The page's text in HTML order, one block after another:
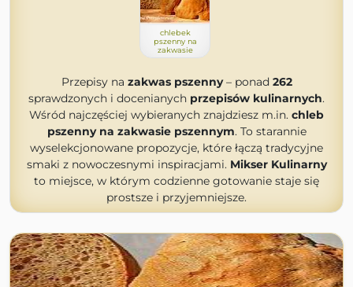
chlebek
pszenny na
zakwasie
Przepisy na zakwas pszenny– ponad 262
sprawdzonych i docenianych przepisów kulinarnych.
Wśród najczęściej wybieranych znajdziesz m.in. chleb
pszenny na zakwasie pszennym. To starannie
wyselekcjonowane propozycje, które łączą tradycyjne
smaki z nowoczesnymi inspiracjami. Mikser Kulinarny
to miejsce, w którym codzienne gotowanie staje się
prostsze i przyjemniejsze.